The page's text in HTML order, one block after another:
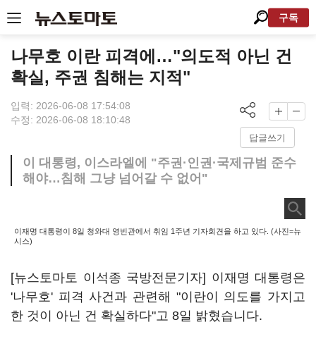
구독
나무호 이란 피격에…"의도적 아닌 건
확실, 주권 침해는 지적"
입력: 2026-06-08 17:54:08
수정: 2026-06-08 18:10:48
답글쓰기
이 대통령, 이스라엘에 "주권·인권·국제규범 준수
해야…침해 그냥 넘어갈 수 없어"
이재명 대통령이 8일 청와대 영빈관에서 취임 1주년 기자회견을 하고 있다. (사진=뉴
시스)
[뉴스토마토 이석종 국방전문기자] 이재명 대통령은
'나무호' 피격 사건과 관련해 "이란이 의도를 가지고
한 것이 아닌 건 확실하다"고 8일 밝혔습니다.